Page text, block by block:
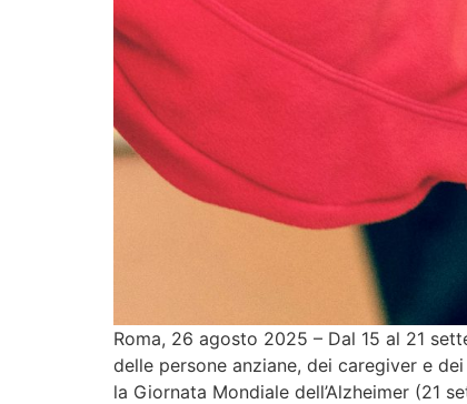
Roma, 26 agosto 2025 – Dal 15 al 21
delle persone anziane, dei caregiver e
la Giornata Mondiale dell’Alzheimer (21